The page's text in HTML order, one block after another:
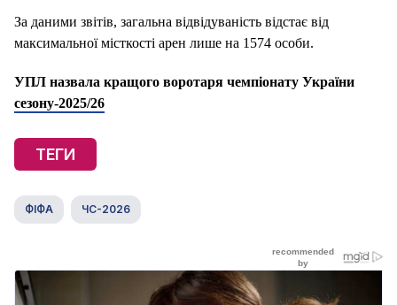
За даними звітів, загальна відвідуваність відстає від
максимальної місткості арен лише на 1574 особи.
УПЛ назвала кращого воротаря чемпіонату України
сезону-2025/26
ТЕГИ
ФІФА ЧС-2026